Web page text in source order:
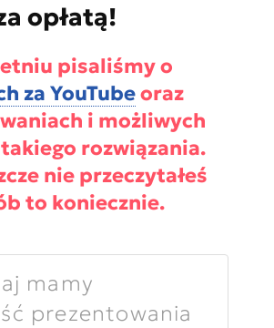
opłatą!
pisaliśmy o
za YouTubeoraz
i możliwych
rozwiązania.
nie przeczytałeś
to koniecznie.
mamy
prezentowania